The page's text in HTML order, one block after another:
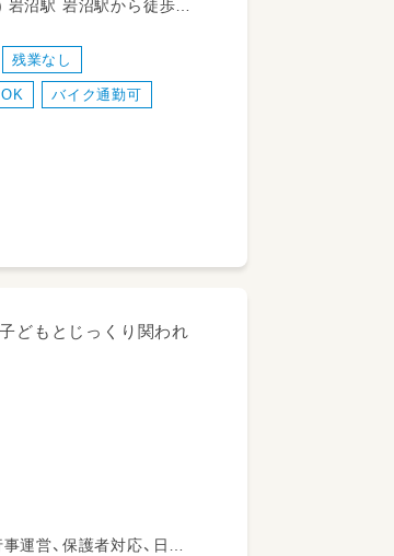
残業なし
バイク通勤可
どもとじっくり関われ
運営、保護者対応、日誌